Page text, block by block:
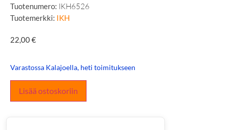
Tuotenumero: IKH6526
Tuotemerkki: IKH
22,00€
Varastossa Kalajoella, heti toimitukseen
Lisää ostoskoriin